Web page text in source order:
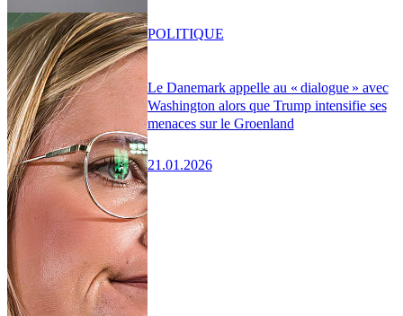
Le Danemark appelle au « dialogue » avec
Washington alors que Trump intensifie ses
menaces sur le Groenland
21.01.2026
POLITIQUE